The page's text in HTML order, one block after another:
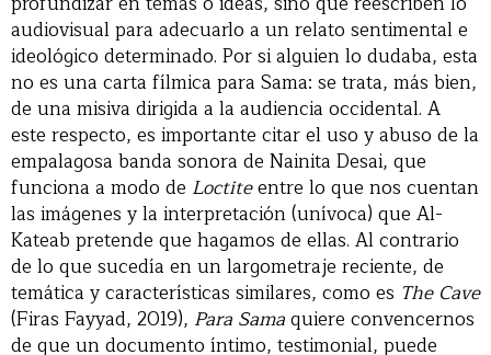
audiovisual para adecuarlo a un relato sentimental e
ideológico determinado. Por si alguien lo dudaba, esta
no es una carta fílmica para Sama: se trata, más bien,
de una misiva dirigida a la audiencia occidental. A
este respecto, es importante citar el uso y abuso de la
empalagosa banda sonora de Nainita Desai, que
funciona a modo de Loctiteentre lo que nos cuentan
las imágenes y la interpretación (unívoca) que Al-
Kateab pretende que hagamos de ellas. Al contrario
de lo que sucedía en un largometraje reciente, de
temática y características similares, como es The Cave
(Firas Fayyad, 2019), Para Samaquiere convencernos
de que un documento íntimo, testimonial, puede